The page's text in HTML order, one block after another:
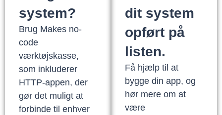
system?
Brug Makes no-
code
værktøjskasse,
som inkluderer
HTTP-appen, der
gør det muligt at
forbinde til enhver
dit system
opført på
listen.
Få hjælp til at
bygge din app, og
hør mere om at
være